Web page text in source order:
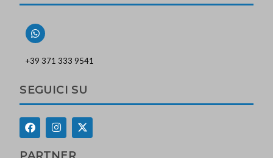
+39 371 333 9541
SEGUICI SU
PARTNER